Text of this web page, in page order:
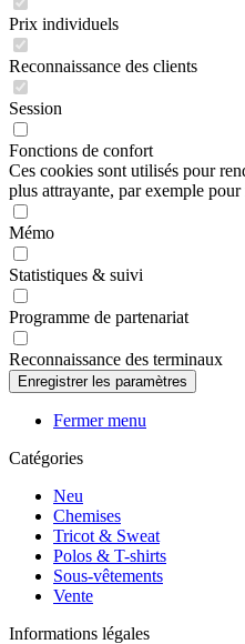
Prix individuels
Reconnaissance des clients
Session
Fonctions de confort
Ces cookies sont utilisés pour
plus attrayante, par exemple
Mémo
Statistiques & suivi
Programme de partenariat
Reconnaissance des terminaux
Fermer menu
Catégories
Neu
Chemises
Tricot & Sweat
Polos & T-shirts
Sous-vêtements
Vente
Informations légales